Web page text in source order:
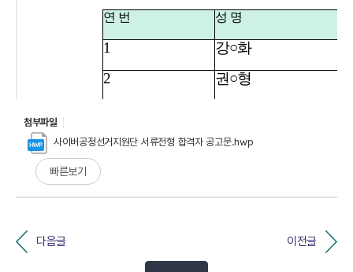
첨부파일
사이버공정선거지원단 서류전형 합격자 공고문.hwp
빠른보기
다음글 이전글